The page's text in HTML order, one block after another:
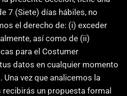
7 (Siete) días hábiles, no
el derecho de: (i) exceder
así como de (ii)
para el Costumer
datos en cualquier momento
vez que analicemos la
un propuesta formal